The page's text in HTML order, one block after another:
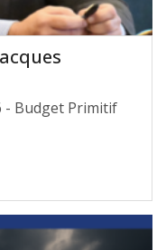
- Budget Primitif